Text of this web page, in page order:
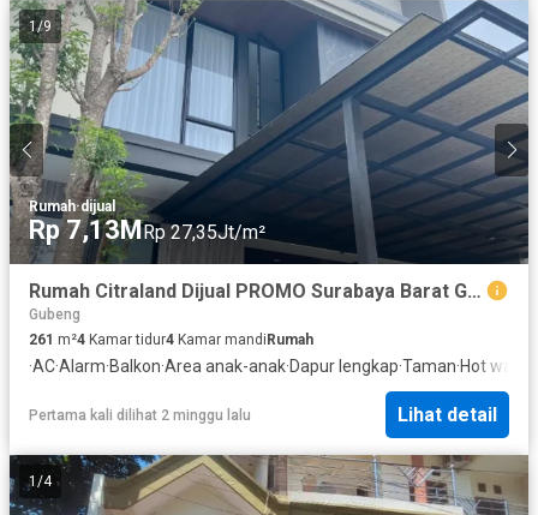
1/9
Rumah·dijual
Rp 7,13MRp 27,35Jt/m²
Rumah Citraland Dijual PROMO Surabaya Barat Gwalk FULL FURNISH
Gubeng
261 m²4 Kamar tidur4 Kamar mandiRumah
·AC·Alarm·Balkon·Area anak-anak·Dapur lengkap·Taman·Hot water
Pertama kali dilihat 2 minggu lalu Lihat detail
1 /4